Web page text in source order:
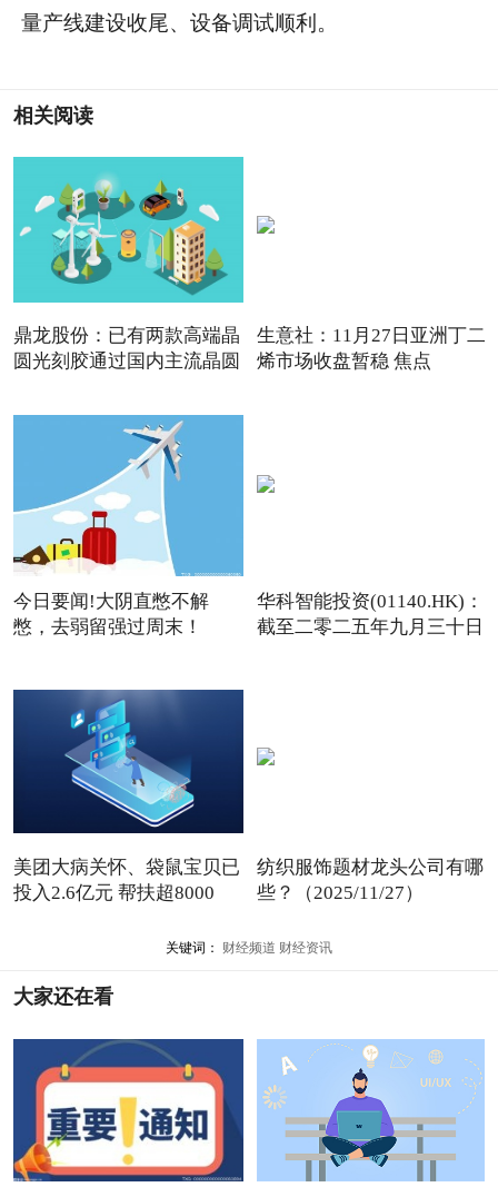
量产线建设收尾、设备调试顺利。
相关阅读
鼎龙股份：已有两款高端晶
圆光刻胶通过国内主流晶圆
生意社：11月27日亚洲丁二
烯市场收盘暂稳 焦点
今日要闻!大阴直憋不解
憋，去弱留强过周末！
华科智能投资(01140.HK)：
截至二零二五年九月三十日
美团大病关怀、袋鼠宝贝已
投入2.6亿元 帮扶超8000
纺织服饰题材龙头公司有哪
些？（2025/11/27）
关键词： 财经频道 财经资讯
大家还在看